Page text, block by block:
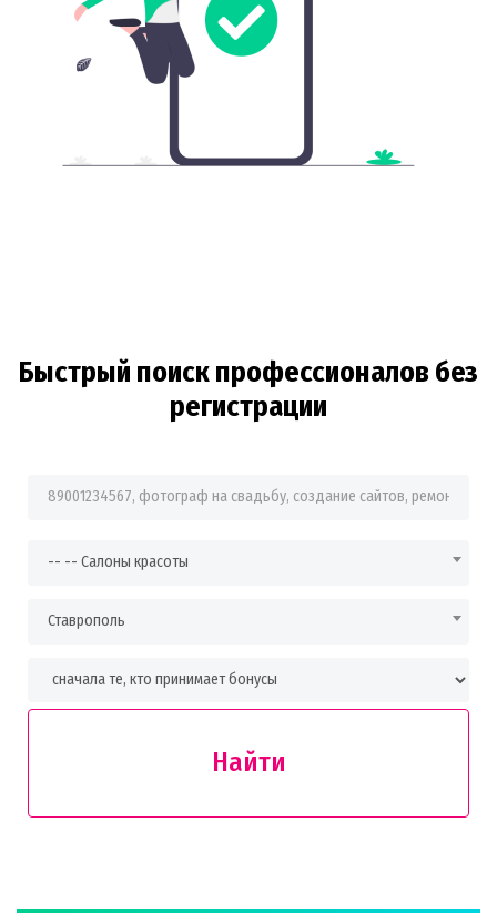
Быстрый поиск профессионалов без
регистрации
Фраза для поиска
-- -- Салоны красоты
Ставрополь
Найти